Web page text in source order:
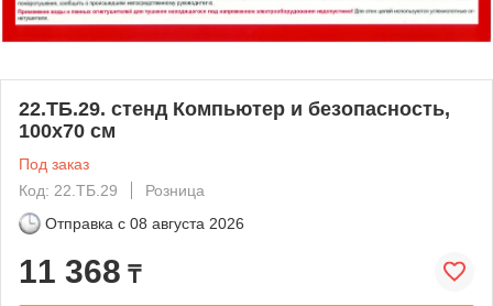
22.ТБ.29. стенд Компьютер и безопасность,
100х70 см
Под заказ
Код: 22.ТБ.29
Розница
Отправка с 08 августа 2026
11 368 ₸